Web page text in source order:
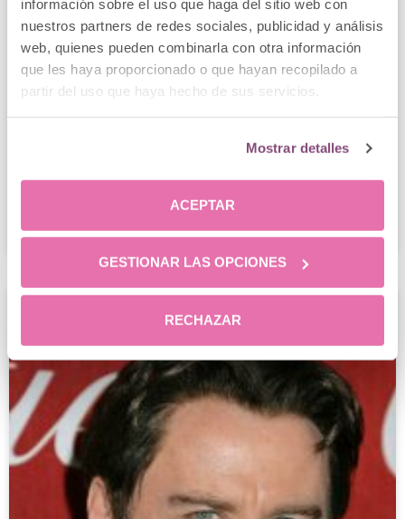
información sobre el uso que haga del sitio web con
nuestros partners de redes sociales, publicidad y análisis
web, quienes pueden combinarla con otra información
que les haya proporcionado o que hayan recopilado a
partir del uso que haya hecho de sus servicios.
Mostrar detalles
ACEPTAR
GESTIONAR LAS OPCIONES
RECHAZAR
Alopecia androgénica: ¿qué es?
Es posible que siempre se utilicen términos
muy especializados en medicina, y eso
incluye las especialidades capilares. Pero
LEER MÁS
Clínica Menorca 7 febrero, 2017